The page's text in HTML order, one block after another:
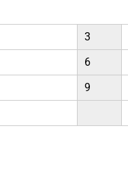
3
6
9